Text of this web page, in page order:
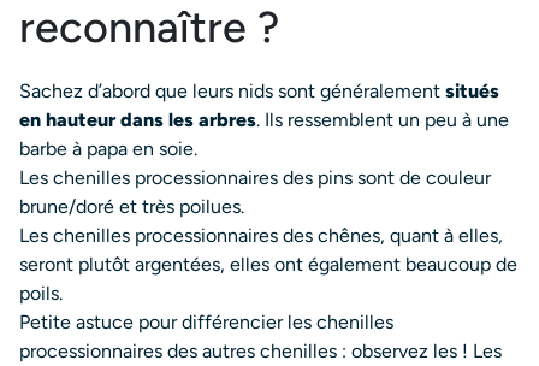
reconnaître ?
Sachez d’abord que leurs nids sont généralement situés
en hauteur dans les arbres. Ils ressemblent un peu à une
barbe à papa en soie.
Les chenilles processionnaires des pins sont de couleur
brune/doré et très poilues.
Les chenilles processionnaires des chênes, quant à elles,
seront plutôt argentées, elles ont également beaucoup de
poils.
Petite astuce pour différencier les chenilles
processionnaires des autres chenilles : observez les ! Les